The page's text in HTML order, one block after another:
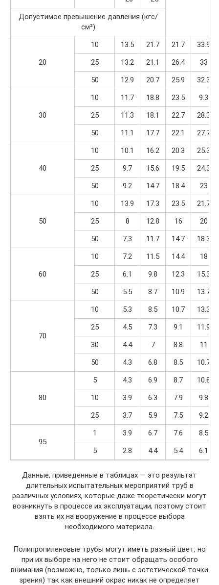
Допустимое превышение давления (кгс/
см²)
20
10 13.5 21.7 21.7
33.9
25
13.2 21.1 26.4
33
50
12.9 20.7 25.9 32.3
30
10 11.7 18.8 23.5
9.3
25
11.3 18.1 22.7
28.3
50
11.1 17.7 22.1 27.7
40
10 10.1 16.2 20.3
25.3
25
9.7 15.6 19.5
24.3
50
9.2 14.7 18.4 23
50
10 13.9 17.3 23.5
21.7
25
8 12.8 16
20
50
7.3 11.7 14.7 18.3
60
10 7.2 11.5 14.4
18
25
6.1 9.8 12.3
15.3
50
5.5 8.7 10.9 13.7
70
10 5.3 8.5 10.7
13.3
25
4.5 7.3 9.1
11.9
30
4.4 7 8.8
11
50
4.3 6.8 8.5 10.7
80
5 4.3 6.9 8.7
10.8
10
3.9 6.3 7.9
9.8
25
3.7 5.9 7.5 9.2
95
1 3.9 6.7 7.6
8.5
5
2.8 4.4 5.4 6.1
Данные, приведенные в таблицах — это результат
длительных испытательных мероприятий труб в
различных условиях, которые даже теоретически могут
возникнуть в процессе их эксплуатации, поэтому стоит
взять их на вооружение в процессе выбора
необходимого материала.
Полипропиленовые трубы могут иметь разный цвет, но
при их выборе на него не стоит обращать особого
внимания (возможно, только лишь с эстетической точки
зрения) так как внешний окрас никак не определяет